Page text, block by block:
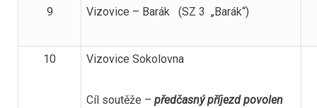
9 Vizovice – Barák (SZ 3 „Barák“)
10 Vizovice Sokolovna
Cíl soutěže – předčasný příjezd povolen